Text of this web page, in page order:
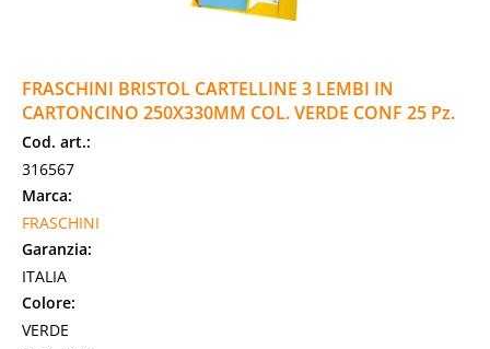
FRASCHINI BRISTOL CARTELLINE 3 LEMBI IN
CARTONCINO 250X330MM COL. VERDE CONF 25 Pz.
Cod. art.:
316567
Marca:
FRASCHINI
Garanzia:
ITALIA
Colore:
VERDE